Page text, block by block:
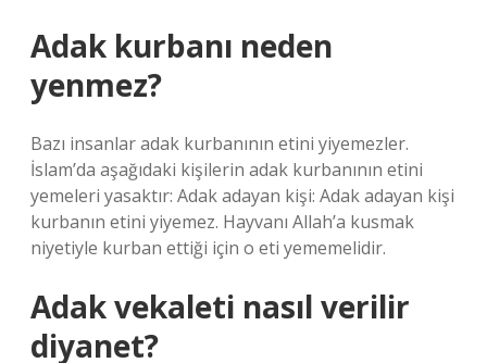
Adak kurbanı neden
yenmez?
Bazı insanlar adak kurbanının etini yiyemezler.
İslam’da aşağıdaki kişilerin adak kurbanının etini
yemeleri yasaktır: Adak adayan kişi: Adak adayan kişi
kurbanın etini yiyemez. Hayvanı Allah’a kusmak
niyetiyle kurban ettiği için o eti yememelidir.
Adak vekaleti nasıl verilir
diyanet?